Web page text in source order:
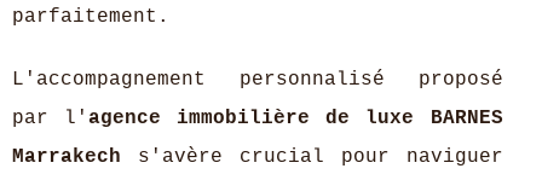
parfaitement.
L'accompagnement personnalisé proposé
par l'agence immobilière de luxe BARNES
Marrakech s'avère crucial pour naviguer